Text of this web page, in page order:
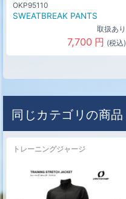
OKP95110
SWEATBREAK PANTS
取扱あり
7,700 円 (税込)
同じカテゴリの商品
トレーニングジャージ